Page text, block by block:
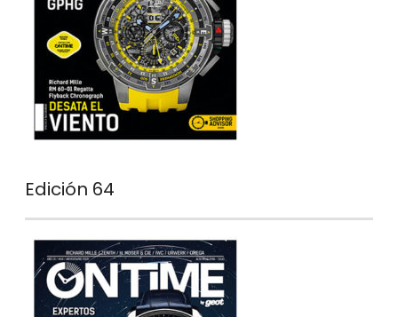
Edición 64